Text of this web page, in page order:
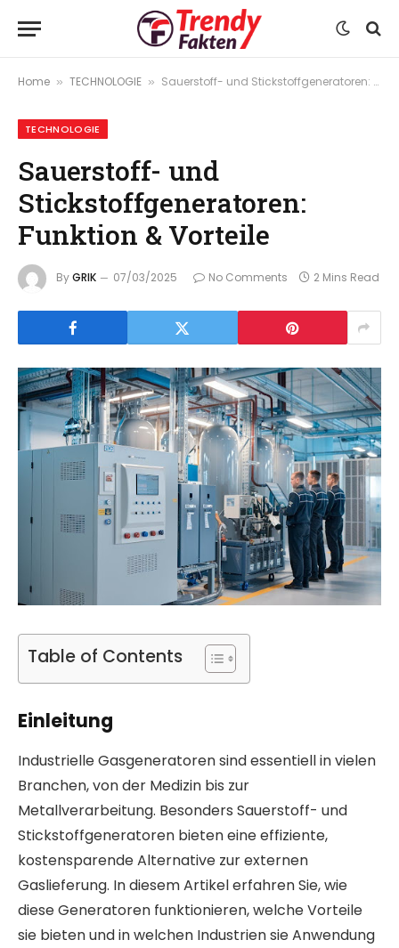
Home » TECHNOLOGIE » Sauerstoff- und Stickstoffgeneratoren: Funktion & Vorteile
TECHNOLOGIE
Sauerstoff- und
Stickstoffgeneratoren:
Funktion & Vorteile
ByGRIK 07/03/2025 No Comments 2 Mins Read
Table of Contents
Einleitung
Industrielle Gasgeneratoren sind essentiell in vielen
Branchen, von der Medizin bis zur
Metallverarbeitung. Besonders Sauerstoff- und
Stickstoffgeneratoren bieten eine effiziente,
kostensparende Alternative zur externen
Gaslieferung. In diesem Artikel erfahren Sie, wie
diese Generatoren funktionieren, welche Vorteile
sie bieten und in welchen Industrien sie Anwendung